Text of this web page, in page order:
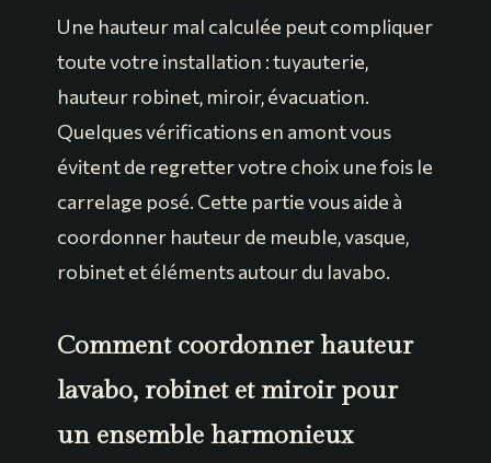
Une hauteur mal calculée peut compliquer
toute votre installation : tuyauterie,
hauteur robinet, miroir, évacuation.
Quelques vérifications en amont vous
évitent de regretter votre choix une fois le
carrelage posé. Cette partie vous aide à
coordonner hauteur de meuble, vasque,
robinet et éléments autour du lavabo.
Comment coordonner hauteur
lavabo, robinet et miroir pour
un ensemble harmonieux